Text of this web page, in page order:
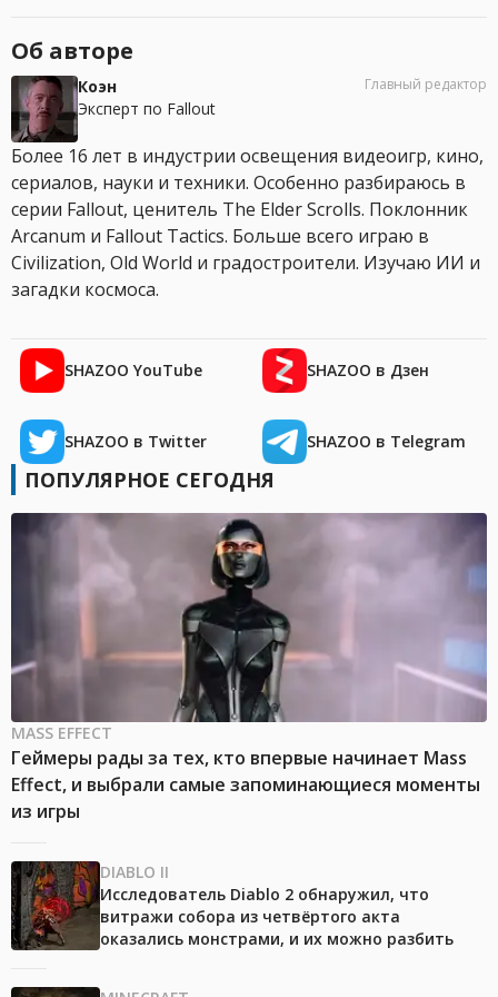
Об авторе
Коэн
Эксперт по Fallout
Главный редактор
Более 16 лет в индустрии освещения видеоигр, кино,
сериалов, науки и техники. Особенно разбираюсь в
серии Fallout, ценитель The Elder Scrolls. Поклонник
Arcanum и Fallout Tactics. Больше всего играю в
Civilization, Old World и градостроители. Изучаю ИИ и
загадки космоса.
SHAZOO YouTube SHAZOO в Дзен
SHAZOO в Twitter SHAZOO в Telegram
ПОПУЛЯРНОЕ СЕГОДНЯ
MASS EFFECT
Геймеры рады за тех, кто впервые начинает Mass
Effect, и выбрали самые запоминающиеся моменты
из игры
DIABLO II
Исследователь Diablo 2 обнаружил, что
витражи собора из четвёртого акта
оказались монстрами, и их можно разбить